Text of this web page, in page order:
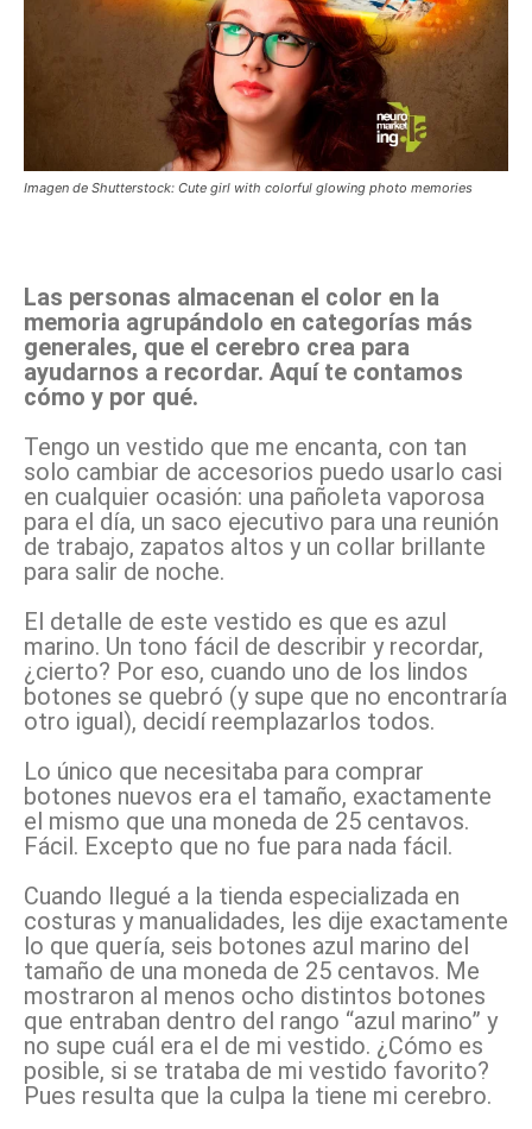
Imagen de Shutterstock: Cute girl with colorful glowing photo memories
Las personas almacenan el color en la
memoria agrupándolo en categorías más
generales, que el cerebro crea para
ayudarnos a recordar. Aquí te contamos
cómo y por qué.
Tengo un vestido que me encanta, con tan
solo cambiar de accesorios puedo usarlo casi
en cualquier ocasión: una pañoleta vaporosa
para el día, un saco ejecutivo para una reunión
de trabajo, zapatos altos y un collar brillante
para salir de noche.
El detalle de este vestido es que es azul
marino. Un tono fácil de describir y recordar,
¿cierto? Por eso, cuando uno de los lindos
botones se quebró (y supe que no encontraría
otro igual), decidí reemplazarlos todos.
Lo único que necesitaba para comprar
botones nuevos era el tamaño, exactamente
el mismo que una moneda de 25 centavos.
Fácil. Excepto que no fue para nada fácil.
Cuando llegué a la tienda especializada en
costuras y manualidades, les dije exactamente
lo que quería, seis botones azul marino del
tamaño de una moneda de 25 centavos. Me
mostraron al menos ocho distintos botones
que entraban dentro del rango “azul marino” y
no supe cuál era el de mi vestido. ¿Cómo es
posible, si se trataba de mi vestido favorito?
Pues resulta que la culpa la tiene mi cerebro.